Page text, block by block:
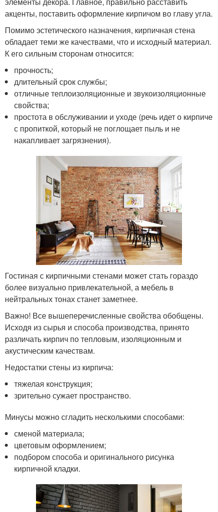
акценты, поставить оформление кирпичом во главу угла.
Помимо эстетического назначения, кирпичная стена
обладает теми же качествами, что и исходный материал.
К его сильным сторонам относится:
прочность;
длительный срок службы;
отличные теплоизоляционные и звукоизоляционные
свойства;
простота в обслуживании и уходе (речь идет о кирпиче
с пропиткой, который не поглощает пыль и не
накапливает загрязнения).
Гостиная с кирпичными стенами может стать гораздо
более визуально привлекательной, а мебель в
нейтральных тонах станет заметнее.
Важно! Все вышеперечисленные свойства обобщены.
Исходя из сырья и способа производства, принято
различать кирпич по тепловым, изоляционным и
акустическим качествам.
Недостатки стены из кирпича:
тяжелая конструкция;
зрительно сужает пространство.
Минусы можно сгладить несколькими способами:
сменой материала;
цветовым оформлением;
подбором способа и оригинального рисунка
кирпичной кладки.